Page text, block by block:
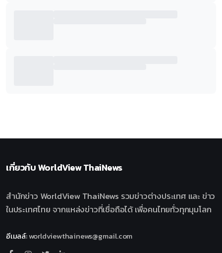
เกี่ยวกับWorldView ThaiNews
สำนักข่าว WorldView ThaiNews รวมข่าวต่างประเทศ และ ข่าว
ในประเทศไทย จากแหล่งข่าวที่เชื่อถือได้ เพื่อคนไทยทั่วทุกมุมโลก
อีเมลล์:worldviewthainews@gmail.com